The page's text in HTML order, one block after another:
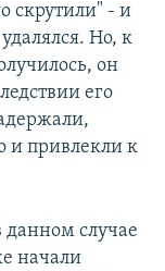
скрутили" - и
Но, к
он
его
и привлекли к
данном случае
начали